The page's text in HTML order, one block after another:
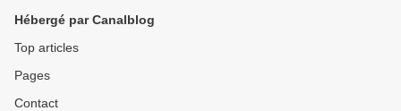
Hébergé par Canalblog
Top articles
Pages
Contact